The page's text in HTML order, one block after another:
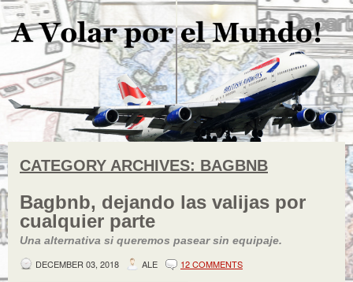
CATEGORY ARCHIVES: BAGBNB
Bagbnb, dejando las valijas por
cualquier parte
Una alternativa si queremos pasear sin equipaje.
DECEMBER 03, 2018
ALE 12 COMMENTS